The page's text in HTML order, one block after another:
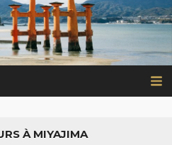
À MIYAJIMA